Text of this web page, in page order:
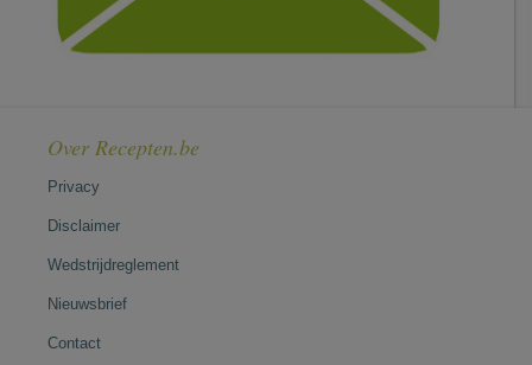
Over Recepten.be
Privacy
Disclaimer
Wedstrijdreglement
Nieuwsbrief
Contact